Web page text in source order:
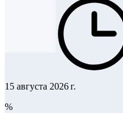
15 августа 2026 г.
%